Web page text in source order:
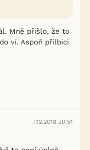
Mně přišlo, že to
ví. Aspoň přilbici
7.12.2018 20:51